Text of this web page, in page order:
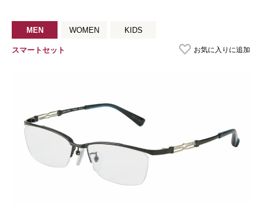
MEN WOMEN KIDS
スマートセット お気に入りに追加